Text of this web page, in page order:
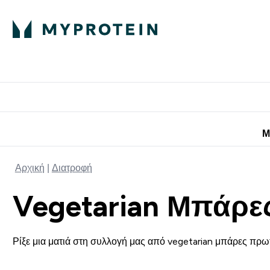
Αρχική Διατροφή
Vegetarian
Ρίξε μια ματιά στη συλλογή μας από vegetarian μπάρες